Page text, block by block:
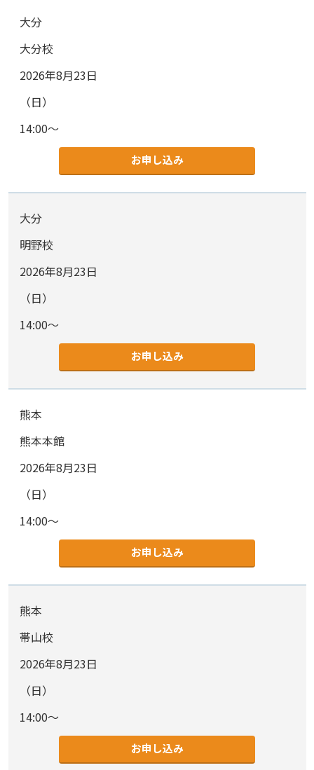
大分
大分校
2026年8月23日
（日）
14:00～
お申し込み
大分
明野校
2026年8月23日
（日）
14:00～
お申し込み
熊本
熊本本館
2026年8月23日
（日）
14:00～
お申し込み
熊本
帯山校
2026年8月23日
（日）
14:00～
お申し込み